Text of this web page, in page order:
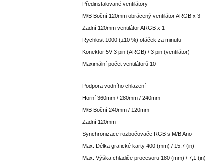
Předinstalované ventilátory
M/B Boční 120mm obrácený ventilátor ARGB x 3
Zadní 120mm ventilátor ARGB x 1
Rychlost 1000 (±10 %) otáček za minutu
Konektor 5V 3 pin (ARGB) / 3 pin (ventilátor)
Maximální počet ventilátorů 10
Podpora vodního chlazení
Horní 360mm / 280mm / 240mm
M/B Boční 240mm / 120mm
Zadní 120mm
Synchronizace rozbočovače RGB s M/B Ano
Max. Délka grafické karty 400 (mm) / 15,7 (in)
Max. Výška chladiče procesoru 180 (mm) / 7,1 (in)